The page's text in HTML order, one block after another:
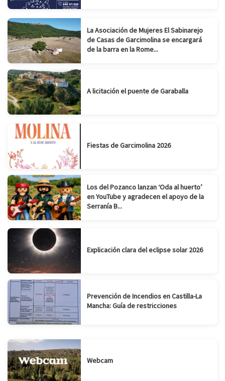
La Asociación de Mujeres El Sabinarejo
de Casas de Garcimolina se encargará
de la barra en la Rome...
A licitación el puente de Garaballa
Fiestas de Garcimolina 2026
Los del Pozanco lanzan ‘Oda al huerto’
en YouTube y agradecen el apoyo de la
Serranía B...
Explicación clara del eclipse solar 2026
Prevención de Incendios en Castilla-La
Mancha: Guía de restricciones
Webcam